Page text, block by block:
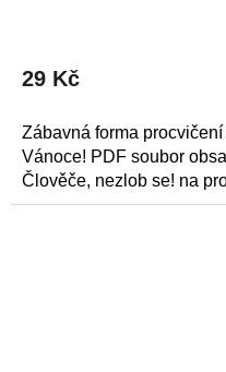
29 Kč
Zábavná forma
Vánoce! PDF soubor
Člověče, nezlob se! na